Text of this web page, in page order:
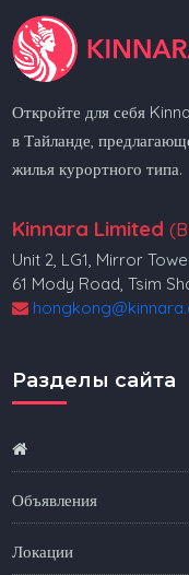
Откройте для себя
в Тайланде,
жилья курортного типа.
Kinnara Limited
Unit 2, LG1, Mirror
61 Mody Road, Tsim
Разделы сайта
Объявления
Локации